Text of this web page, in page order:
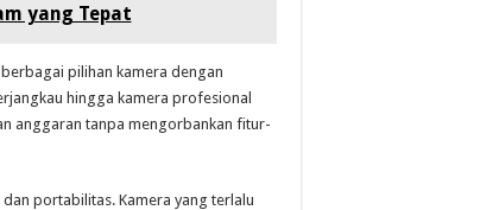
yang Tepat
pilihan kamera dengan
hingga kamera profesional
anggaran tanpa mengorbankan fitur-
portabilitas. Kamera yang terlalu